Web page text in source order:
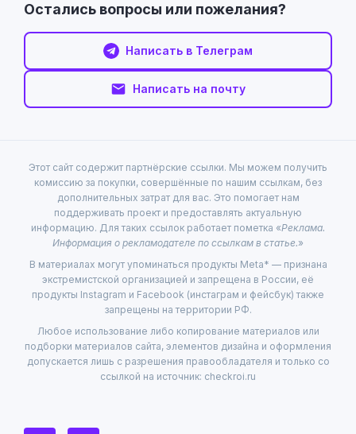
Остались вопросы или пожелания?
Написать в Телеграм
Написать на почту
Этот сайт содержит партнёрские ссылки. Мы можем получить
комиссию за покупки, совершённые по нашим ссылкам, без
дополнительных затрат для вас. Это помогает нам
поддерживать проект и предоставлять актуальную
информацию. Для таких ссылок работает пометка «Реклама.
Информация о рекламодателе по ссылкам в статье.»
В материалах могут упоминаться продукты Meta* — признана
экстремистской организацией и запрещена в России, её
продукты Instagram и Facebook (инстаграм и фейсбук) также
запрещены на территории РФ.
Любое использование либо копирование материалов или
подборки материалов сайта, элементов дизайна и оформления
допускается лишь с разрешения правообладателя и только со
ссылкой на источник: checkroi.ru